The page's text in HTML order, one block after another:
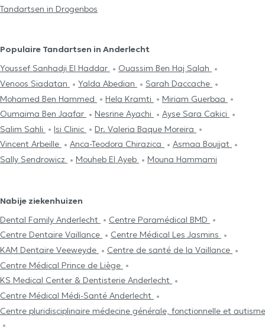
Tandartsen in Drogenbos
Populaire Tandartsen in Anderlecht
Youssef Sanhadji El Haddar
Ouassim Ben Haj Salah
Venoos Siadatan
Yalda Abedian
Sarah Daccache
Mohamed Ben Hammed
Hela Kramti
Miriam Guerbaa
Oumaima Ben Jaafar
Nesrine Ayachi
Ayse Sara Cakici
Salim Sahli
Isi Clinic
Dr. Valeria Baque Moreira
Vincent Arbeille
Anca-Teodora Chirazica
Asmaa Boujjat
Sally Sendrowicz
Mouheb El Ayeb Mouna Hammami
Nabije ziekenhuizen
Dental Family Anderlecht
Centre Paramédical BMD
Centre Dentaire Vaillance
Centre Médical Les Jasmins
KAM Dentaire Veeweyde
Centre de santé de la Vaillance
Centre Médical Prince de Liège
KS Medical Center & Dentisterie Anderlecht
Centre Médical Médi-Santé Anderlecht
Centre pluridisciplinaire médecine générale, fonctionnelle et autisme